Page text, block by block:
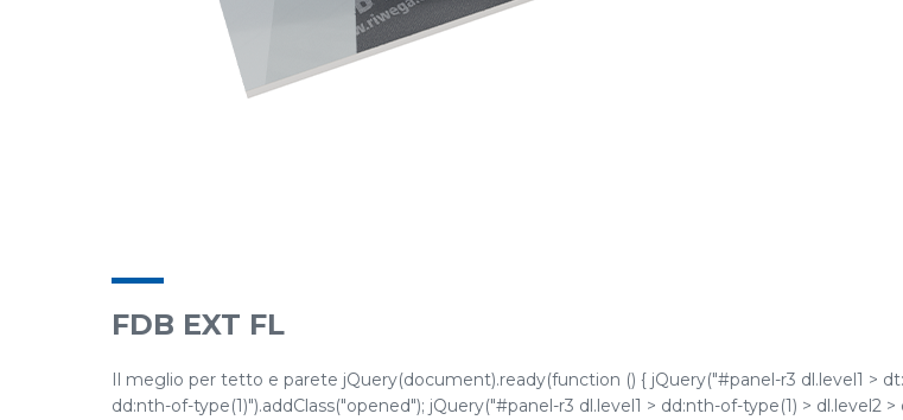
FDB EXT FL
Il meglio per tetto e parete jQuery(document).ready(function () { jQuery("#panel-r3 dl.level1 >
dd:nth-of-type(1)").addClass("opened"); jQuery("#panel-r3 dl.level1 > dd:nth-of-type(1) > dl.level2